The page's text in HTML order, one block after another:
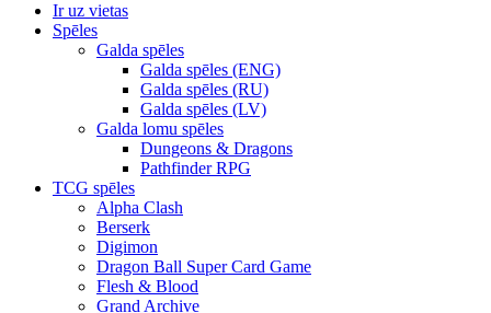
Ir uz vietas
Spēles
Galda spēles
Galda spēles (ENG)
Galda spēles (RU)
Galda spēles (LV)
Galda lomu spēles
Dungeons & Dragons
Pathfinder RPG
TCG spēles
Alpha Clash
Berserk
Digimon
Dragon Ball Super Card Game
Flesh & Blood
Grand Archive